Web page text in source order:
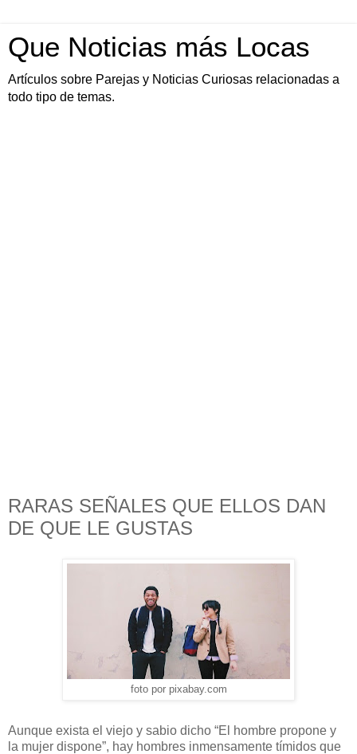
Que Noticias más Locas
Artículos sobre Parejas y Noticias Curiosas relacionadas a
todo tipo de temas.
RARAS SEÑALES QUE ELLOS DAN
DE QUE LE GUSTAS
foto por pixabay.com
Aunque exista el viejo y sabio dicho “El hombre propone y
la mujer dispone”, hay hombres inmensamente tímidos que